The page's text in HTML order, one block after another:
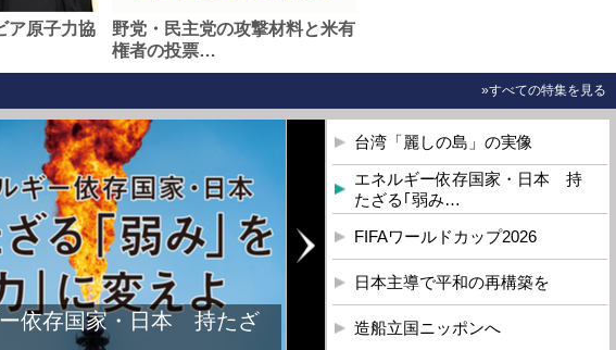
ア原子力協
野党・民主党の攻撃材料と米有
権者の投票…
»すべての特集を見る
依存国家・日本 持たざ
台湾「麗しの島」の実像
エネルギー依存国家・日本 持
たざる｢弱み…
FIFAワールドカップ2026
日本主導で平和の再構築を
造船立国ニッポンへ